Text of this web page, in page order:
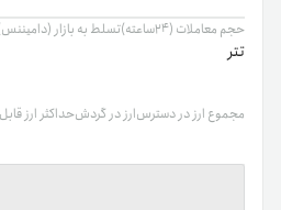
حجم معاملات (۲۴ساعته)
تتر
تسلط به بازار
مجموع ارز در دسترسارز در گردشحداکثر ارز